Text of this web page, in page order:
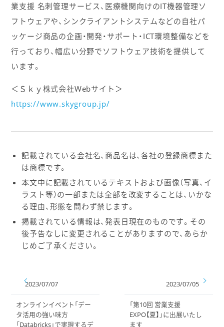
業支援 名刺管理サービス、医療機関向けのIT機器管理ソ
フトウェアや、シンクライアントシステムなどの自社パ
ッケージ商品の企画・開発・サポート・ICT環境整備などを
行っており、幅広い分野でソフトウェア技術を提供して
います。
＜Ｓｋｙ株式会社Webサイト＞
https://www.skygroup.jp/
記載されている会社名、商品名は、各社の登録商標また
は商標です。
本文中に記載されているテキストおよび画像（写真、イ
ラスト等）の一部または全部を改変することは、いかな
る理由、形態を問わず禁じます。
掲載されている情報は、発表日現在のものです。その
後予告なしに変更されることがありますので、あらか
じめご了承ください。
2023/07/07
オンラインイベント「デー
タ活用の強い味方
「Databricks」で実現するデ
2023/07/05
「第10回 営業支援
EXPO【夏】」に出展いたし
ます